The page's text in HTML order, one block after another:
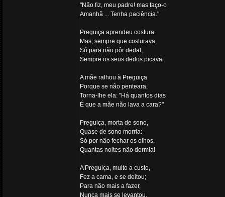
"Não fiz, meu padre! mas faço-o
Amanhã ... Tenha paciência."
Preguiça aprendeu costura:
Mas, sempre que costurava,
Só para não pôr dedal,
Sempre os seus dedos picava.
A mãe ralhou à Preguiça
Porque se não penteara;
Torna-lhe ela: "Há quantos dias
É que a mãe não lava a cara?"
Preguiça, morta de sono,
Quase de sono morria:
Só por não fechar os olhos,
Quantas noites não dormia!
A Preguiça, muito a custo,
Fez a cama, e se deitou;
Para não mais a fazer,
Nunca mais se levantou.